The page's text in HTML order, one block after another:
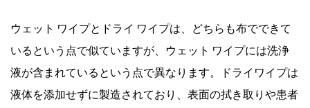
ウェット ワイプとドライ ワイプは、どちらも布でできて
いるという点で似ていますが、ウェット ワイプには洗浄
液が含まれているという点で異なります。ドライワイプは
液体を添加せずに製造されており、表面の拭き取りや患者